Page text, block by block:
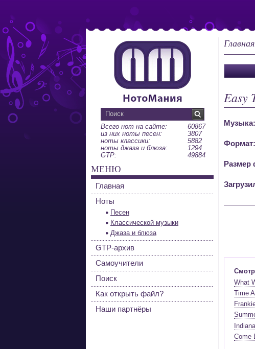
Главная
Easy
Музыка:
Формат:
Размер
What
Time
Indiana
Come
Всего нот на сайте:
60867
из них ноты песен:
3807
ноты классики:
5882
ноты джаза и блюза:
1294
GTP:
49884
МЕНЮ
Главная
Ноты
Песен
Классической музыки
Джаза и блюза
GTP-архив
Самоучители
Поиск
Как открыть файл?
Наши партнёры